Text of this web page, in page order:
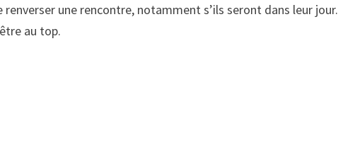
une rencontre, notamment s’ils seront dans leur jour.
au top.